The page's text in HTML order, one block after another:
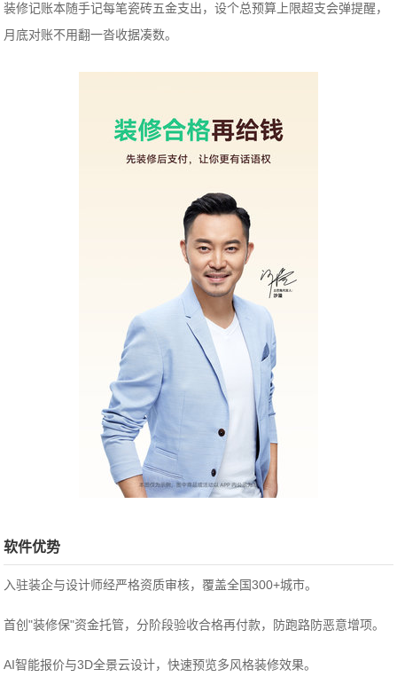
装修记账本随手记每笔瓷砖五金支出，设个总预算上限超支会弹提醒，
月底对账不用翻一沓收据凑数。
软件优势
入驻装企与设计师经严格资质审核，覆盖全国300+城市。
首创"装修保"资金托管，分阶段验收合格再付款，防跑路防恶意增项。
AI智能报价与3D全景云设计，快速预览多风格装修效果。